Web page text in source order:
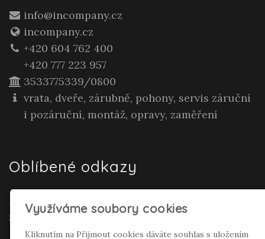
info@incompany.cz
incompany.cz
+420 604 762 400
+420 777 223 957
3533775339/0800
vrata, dveře, zárubně, pohony, servis záruční
i pozáruční, montáž, opravy, zaměření
Oblíbené odkazy
Realitní makléř Gepard Renata Polívková
Seifertová
Využíváme soubory cookies
Kliknutím na Přijmout cookies dáváte souhlas s uložením